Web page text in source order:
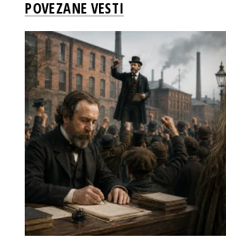
POVEZANE VESTI